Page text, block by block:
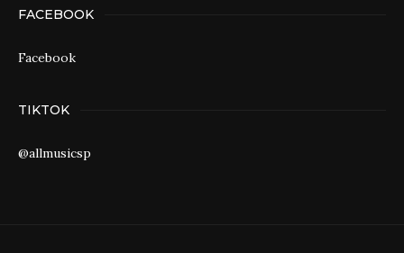
FACEBOOK
Facebook
TIKTOK
@allmusicsp